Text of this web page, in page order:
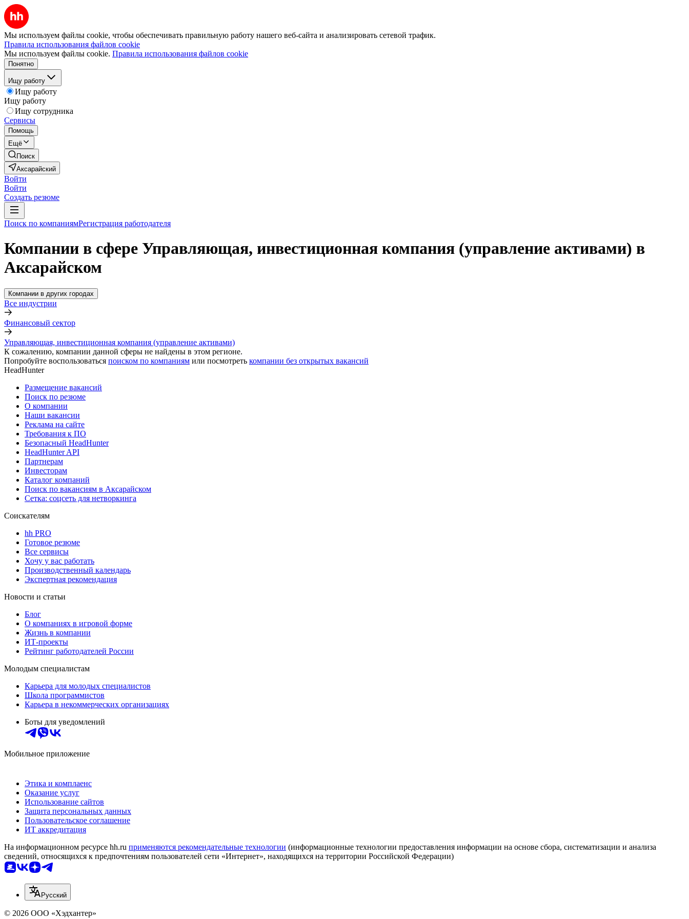
Мы используем файлы cookie, чтобы обеспечивать правильную работу нашего веб-сайта и анализировать сетевой трафик.
Правила использования файлов cookie
Мы используем файлы cookie. Правила использования файлов cookie
Понятно
Ищу работу
Ищу работу
Ищу работу
Ищу сотрудника
Сервисы
Помощь
Ещё
Поиск
Аксарайский
Войти
Войти
Создать резюме
Поиск по компаниямРегистрация работодателя
Компании в сфере Управляющая, инвестиционная компания (управление активами) в
Аксарайском
Компании в других городах
Все индустрии
Финансовый сектор
Управляющая, инвестиционная компания (управление активами)
К сожалению, компании данной сферы не найдены в этом регионе.
Попробуйте воспользоваться поиском по компаниям или посмотреть компании без открытых вакансий
HeadHunter
Размещение вакансий
Поиск по резюме
О компании
Наши вакансии
Реклама на сайте
Требования к ПО
Безопасный HeadHunter
HeadHunter API
Партнерам
Инвесторам
Каталог компаний
Поиск по вакансиям в Аксарайском
Сетка: соцсеть для нетворкинга
Соискателям
hh PRO
Готовое резюме
Все сервисы
Хочу у вас работать
Производственный календарь
Экспертная рекомендация
Новости и статьи
Блог
О компаниях в игровой форме
Жизнь в компании
ИТ-проекты
Рейтинг работодателей России
Молодым специалистам
Карьера для молодых специалистов
Школа программистов
Карьера в некоммерческих организациях
Боты для уведомлений
Мобильное приложение
Этика и комплаенс
Оказание услуг
Использование сайтов
Защита персональных данных
Пользовательское соглашение
ИТ аккредитация
На информационном ресурсе hh.ru применяются рекомендательные технологии (информационные технологии предоставления информации на основе сбора, систематизации и анализа
сведений, относящихся к предпочтениям пользователей сети «Интернет», находящихся на территории Российской Федерации)
Русский
© 2026 ООО «Хэдхантер»